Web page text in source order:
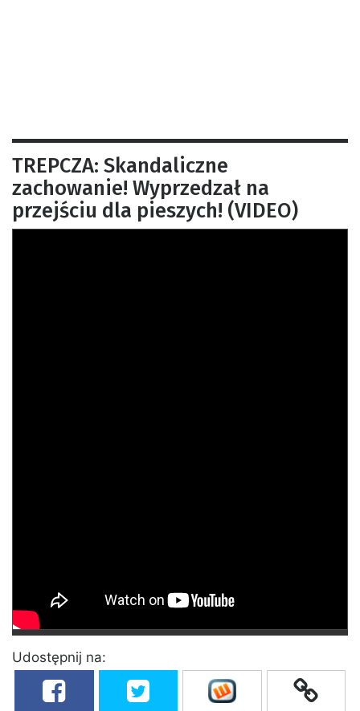
TREPCZA: Skandaliczne
zachowanie! Wyprzedzał na
przejściu dla pieszych! (VIDEO)
Udostępnij na: